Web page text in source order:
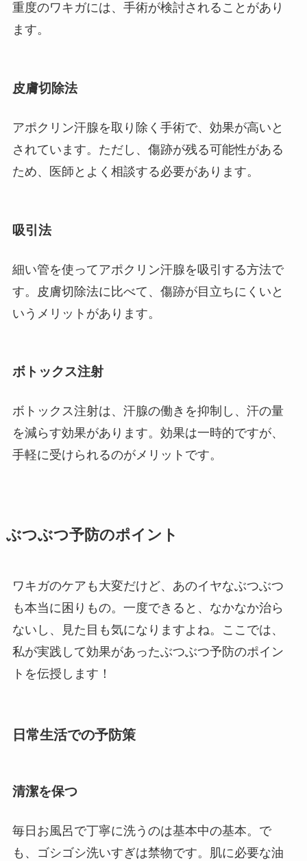
重度のワキガには、手術が検討されることがあり
ます。
皮膚切除法
アポクリン汗腺を取り除く手術で、効果が高いと
されています。ただし、傷跡が残る可能性がある
ため、医師とよく相談する必要があります。
吸引法
細い管を使ってアポクリン汗腺を吸引する方法で
す。皮膚切除法に比べて、傷跡が目立ちにくいと
いうメリットがあります。
ボトックス注射
ボトックス注射は、汗腺の働きを抑制し、汗の量
を減らす効果があります。効果は一時的ですが、
手軽に受けられるのがメリットです。
ぶつぶつ予防のポイント
ワキガのケアも大変だけど、あのイヤなぶつぶつ
も本当に困りもの。一度できると、なかなか治ら
ないし、見た目も気になりますよね。ここでは、
私が実践して効果があったぶつぶつ予防のポイン
トを伝授します！
日常生活での予防策
清潔を保つ
毎日お風呂で丁寧に洗うのは基本中の基本。で
も、ゴシゴシ洗いすぎは禁物です。肌に必要な油